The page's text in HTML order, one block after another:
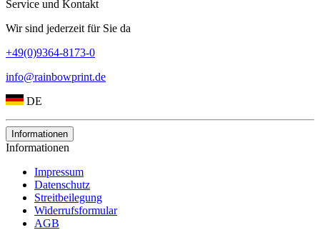
Service und Kontakt
Wir sind jederzeit für Sie da
+49(0)9364-8173-0
info@rainbowprint.de
DE
Informationen
Informationen
Impressum
Datenschutz
Streitbeilegung
Widerrufsformular
AGB